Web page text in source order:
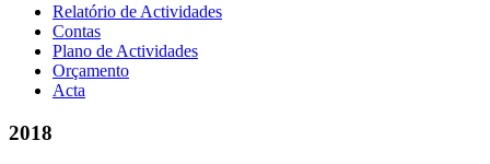
Relatório de Actividades
Contas
Plano de Actividades
Orçamento
Acta
2018